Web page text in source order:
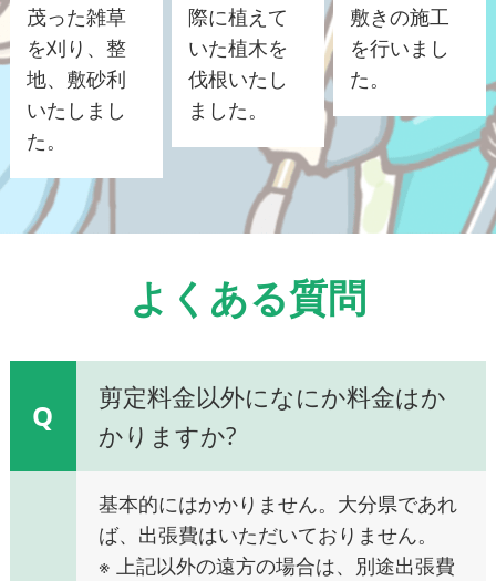
茂った雑草
を刈り、整
地、敷砂利
いたしまし
た。
際に植えて
いた植木を
伐根いたし
ました。
敷きの施工
を行いまし
た。
よくある質問
Q
剪定料金以外になにか料金はか
かりますか?
基本的にはかかりません。大分県であれ
ば、出張費はいただいておりません。
※ 上記以外の遠方の場合は、別途出張費